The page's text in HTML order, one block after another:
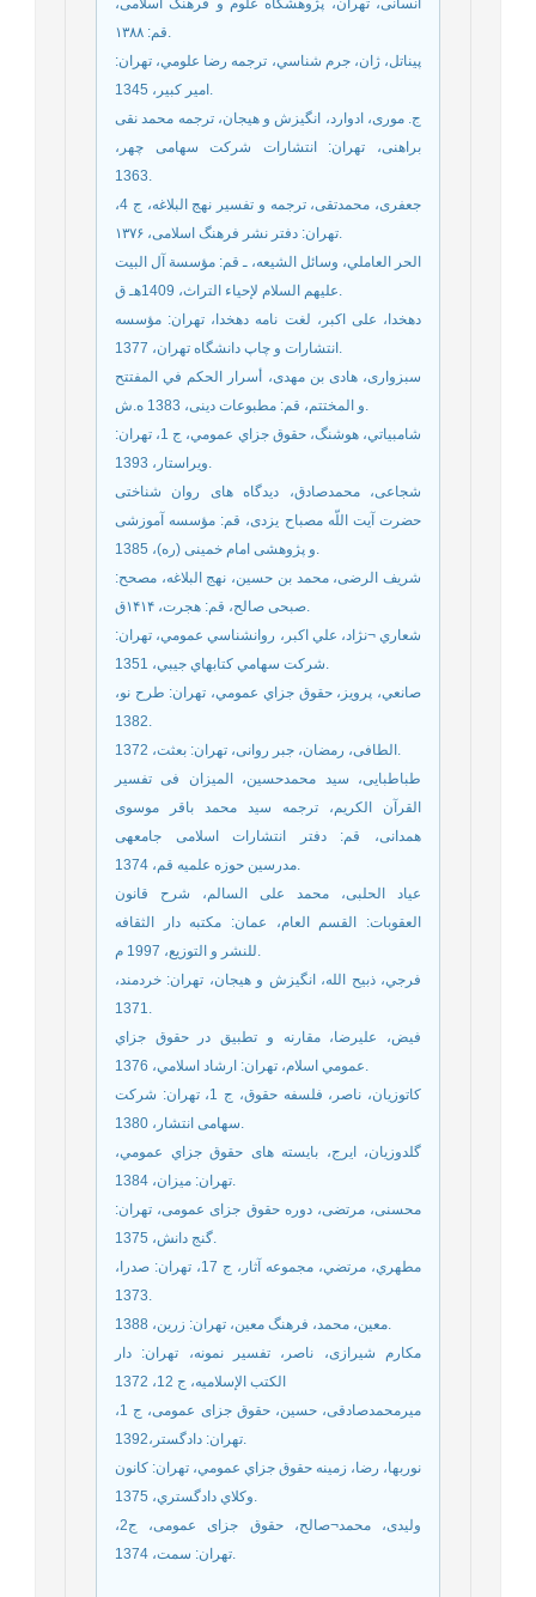
انسانی، تهران، پژوهشگاه علوم و فرهنگ اسلامی،
قم: ۱۳۸۸.
پيناتل، ژان، جرم شناسي، ترجمه رضا علومي، تهران:
امير كبير، 1345.
ج. موری، ادوارد، انگیزش و هیجان، ترجمه محمد نقی
براهنی، تهران: انتشارات شرکت سهامی چهر،
1363.
جعفری، محمدتقی، ترجمه و تفسیر نهج البلاغه، ج 4،
تهران: دفتر نشر فرهنگ اسلامی، ۱۳۷۶.
الحر العاملي، وسائل الشيعه، ـ قم: مؤسسة آل البيت
عليهم السلام لإحياء التراث، 1409هـ ق.
دهخدا، علی اکبر، لغت نامه دهخدا، تهران: مؤسسه
انتشارات و چاپ دانشگاه تهران، 1377.
سبزواری، هادی بن مهدی، أسرار الحکم في المفتتح
و المختتم، قم: مطبوعات دينی، 1383 ه.ش.
شامبياتي، هوشنگ، حقوق جزاي عمومي، ج 1، تهران:
ويراستار، 1393.
شجاعی، محمدصادق، دیدگاه های روان شناختی
حضرت آیت اللّه مصباح یزدی، قم: مؤسسه آموزشی
و پژوهشی امام خمینی (ره)، 1385.
شریف الرضی، محمد بن حسین، نهج البلاغه، مصحح:
صبحی صالح، قم: هجرت، ۱۴۱۴ق.
شعاري ¬نژاد، علي اكبر، روانشناسي عمومي، تهران:
شركت سهامي كتابهاي جيبي، 1351.
صانعي، پرويز، حقوق جزاي عمومي، تهران: طرح نو،
1382.
الطافی، رمضان، جبر روانی، تهران: بعثت، 1372.
طباطبایی، سید محمدحسین، المیزان فی تفسیر
القرآن الکریم، ترجمه سید محمد باقر موسوی
همدانی، قم: دفتر انتشارات اسلامى جامعه‏ى
مدرسين حوزه علميه قم‏، 1374.
عیاد الحلبی، محمد علی السالم، شرح قانون
العقوبات: القسم العام، عمان: مکتبه دار الثقافه
للنشر و التوزیع، 1997 م.
فرجي، ذبيح الله، انگيزش و هيجان، تهران: خردمند،
1371.
فيض، عليرضا، مقارنه و تطبيق در حقوق جزاي
عمومي اسلام، تهران: ارشاد اسلامي، 1376.
کاتوزیان، ناصر، فلسفه حقوق، ج 1، تهران: شرکت
سهامی انتشار، 1380.
گلدوزيان، ايرج، بایسته های حقوق جزاي عمومي،
تهران: میزان، 1384.
محسنی، مرتضی، دوره حقوق جزای عمومی، تهران:
گنج دانش، 1375.
مطهري، مرتضي، مجموعه آثار، ج 17، تهران: صدرا،
1373.
معین، محمد، فرهنگ معین، تهران: زرین، 1388.
مکارم شیرازی، ناصر، تفسیر نمونه، تهران: دار
الکتب الإسلامیه، ج 12، 1372
میرمحمدصادقی، حسین، حقوق جزای عمومی، ج 1،
تهران: دادگستر،1392.
نوربها، رضا، زمينه حقوق جزاي عمومي، تهران: كانون
وكلاي دادگستري، 1375.
ولیدی، محمد¬صالح، حقوق جزای عمومی، ج2،
تهران: سمت، 1374.